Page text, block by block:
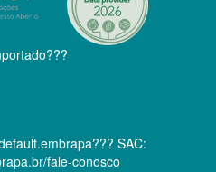
SAC:
fale-conosco